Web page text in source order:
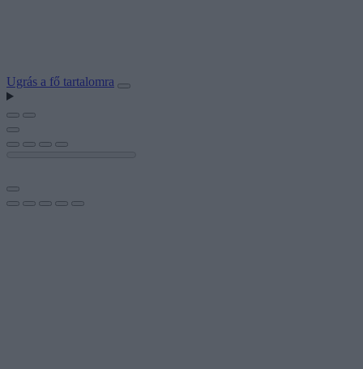
Ugrás a fő tartalomra